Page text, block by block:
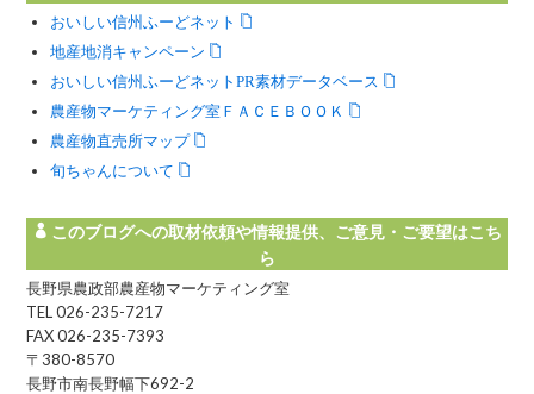
おいしい信州ふーどネット
地産地消キャンペーン
おいしい信州ふーどネットPR素材データベース
農産物マーケティング室ＦＡＣＥＢＯＯＫ
農産物直売所マップ
旬ちゃんについて
このブログへの取材依頼や情報提供、ご意見・ご要望はこち
ら
長野県農政部農産物マーケティング室
TEL 026-235-7217
FAX 026-235-7393
〒380-8570
長野市南長野幅下692-2